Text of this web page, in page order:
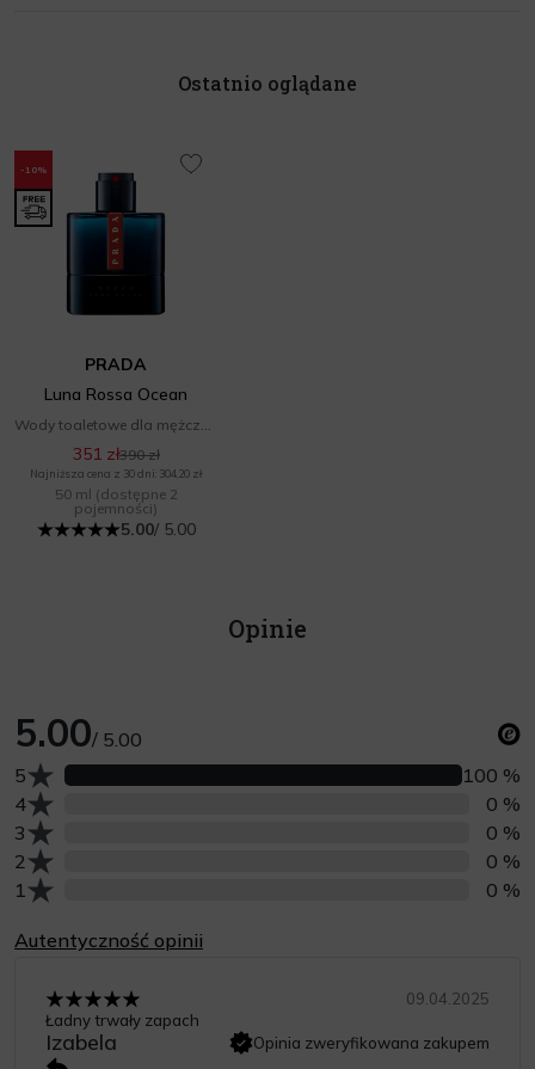
Ostatnio oglądane
-10%
PRADA
Luna Rossa Ocean
351 zł390 zł
Najniższa cena z 30 dni: 304,20 zł
50 ml (dostępne 2
pojemności)
5.00/ 5.00
Opinie
5.00/ 5.00
Liczba opinii z oceną
1 0 %
Liczba opinii z oceną
2 0 %
Liczba opinii z oceną
3 0 %
Liczba opinii z oceną
4 0 %
Liczba opinii z oceną
5 100 %
Autentyczność opinii
09.04.2025
Ładny trwały zapach
Izabela Opinia zweryfikowana zakupem